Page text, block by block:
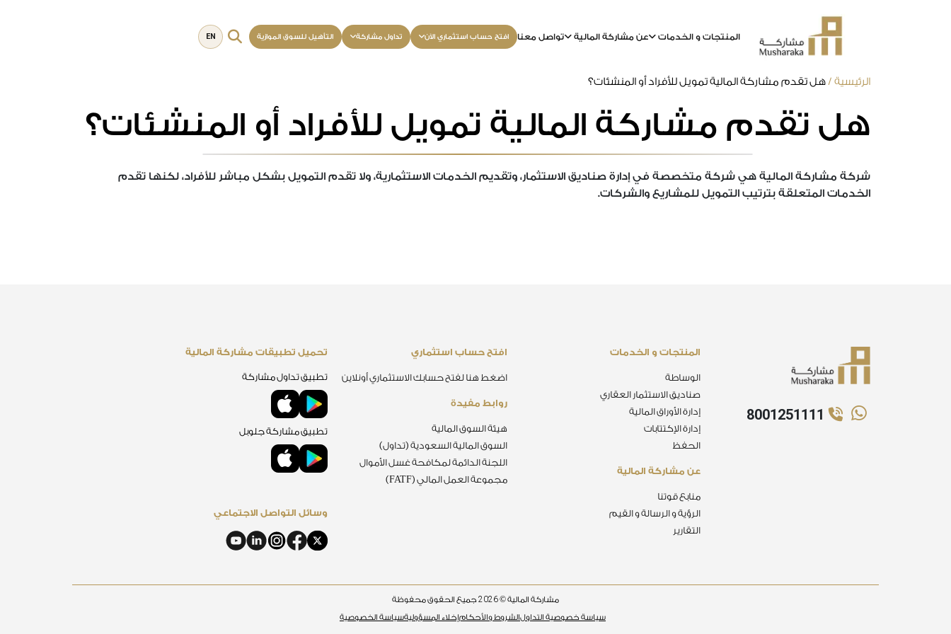
المنتجات و الخدمات عن مشاركة المالية تواصل معنا افتح حساب استثماري الآن تداول مشاركة التأهيل للسوق الموازية EN
الرئيسية /هل تقدم مشاركة المالية تمويل للأفراد أو المنشئات؟
هل تقدم مشاركة المالية تمويل للأفراد أو المنشئات؟
شركة مشاركة المالية هي شركة متخصصة في إدارة صناديق الاستثمار، وتقديم الخدمات الاستثمارية، ولا تقدم التمويل بشكل مباشر للأفراد، لكنها تقدم
الخدمات المتعلقة بترتيب التمويل للمشاريع والشركات.
8001251111
المنتجات و الخدمات
الوساطة
صناديق الاستثمار العقاري
إدارة الأوراق المالية
إدارة الإكتتابات
الحفظ
عن مشاركة المالية
منابع قوتنا
الرؤية و الرسالة و القيم
التقارير
افتح حساب استثماري
اضغط هنا لفتح حسابك الاستثماري أونلاين
روابط مفيدة
هيئة السوق المالية
السوق المالية السعودية (تداول)
اللجنة الدائمة لمكافحة غسل الأموال
مجموعة العمل المالي (FATF)
تحميل تطبيقات مشاركة المالية
تطبيق تداول مشاركة
تطبيق مشاركة جلوبل
وسائل التواصل الاجتماعي
مشاركة المالية ©2026جميع الحقوق محفوظة
سياسة خصوصية التداولالشروط والأحكامإخلاء المسؤوليةسياسة الخصوصية